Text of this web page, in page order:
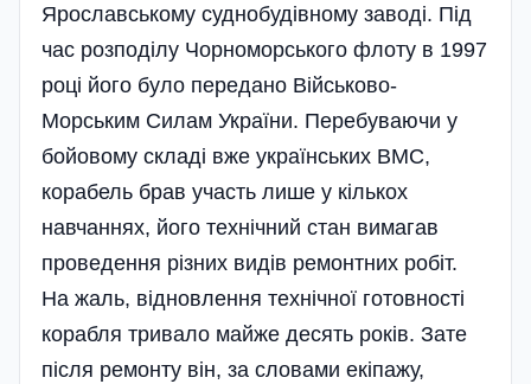
Ярославському суднобудівному заводі. Під
час розподілу Чорноморського флоту в 1997
році його було передано Військово-
Морським Силам України. Перебуваючи у
бойовому складі вже українських ВМС,
корабель брав участь лише у кількох
навчаннях, його технічний стан вимагав
проведення різних видів ремонтних робіт.
На жаль, відновлення технічної готовності
корабля тривало майже десять років. Зате
після ремонту він, за словами екіпажу,